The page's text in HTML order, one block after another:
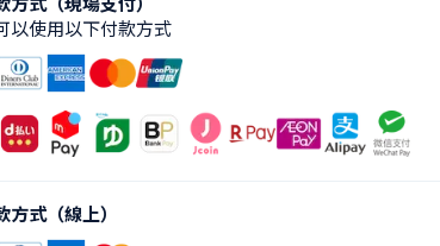
以使用以下付款方式
式（線上）